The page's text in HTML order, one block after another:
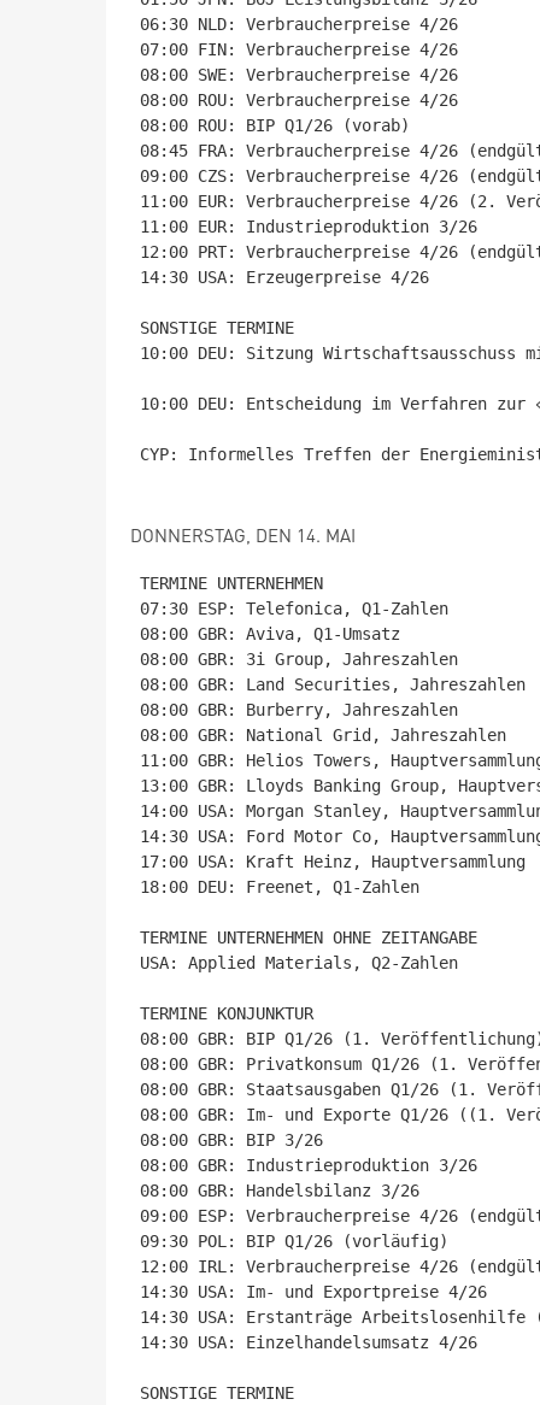
06:30 NLD: Verbraucherpreise 4/26
07:00 FIN: Verbraucherpreise 4/26
08:00 SWE: Verbraucherpreise 4/26
08:00 ROU: Verbraucherpreise 4/26
08:00 ROU: BIP Q1/26 (vorab)
08:45 FRA: Verbraucherpreise 4/26
09:00 CZS: Verbraucherpreise 4/26
11:00 EUR: Verbraucherpreise 4/26 (2.
11:00 EUR: Industrieproduktion 3/26
12:00 PRT: Verbraucherpreise 4/26
14:30 USA: Erzeugerpreise 4/26
SONSTIGE TERMINE
10:00 DEU: Sitzung
10:00 DEU: Entscheidung im Verfahren zur
CYP: Informelles Treffen der
DONNERSTAG, DEN 14. MAI
TERMINE UNTERNEHMEN
07:30 ESP: Telefonica, Q1-Zahlen
08:00 GBR: Aviva, Q1-Umsatz
08:00 GBR: 3i Group, Jahreszahlen
08:00 GBR: Land Securities, Jahreszahlen
08:00 GBR: Burberry, Jahreszahlen
08:00 GBR: National Grid, Jahreszahlen
11:00 GBR: Helios Towers,
13:00 GBR: Lloyds Banking Group,
14:00 USA: Morgan Stanley,
14:30 USA: Ford Motor Co,
17:00 USA: Kraft Heinz, Hauptversammlung
18:00 DEU: Freenet, Q1-Zahlen
TERMINE UNTERNEHMEN OHNE ZEITANGABE
USA: Applied Materials, Q2-Zahlen
TERMINE KONJUNKTUR
08:00 GBR: BIP Q1/26 (1.
08:00 GBR: Privatkonsum Q1/26 (1.
08:00 GBR: Staatsausgaben Q1/26 (1.
08:00 GBR: Im- und Exporte Q1/26 ((1.
08:00 GBR: BIP 3/26
08:00 GBR: Industrieproduktion 3/26
08:00 GBR: Handelsbilanz 3/26
09:00 ESP: Verbraucherpreise 4/26
09:30 POL: BIP Q1/26 (vorläufig)
12:00 IRL: Verbraucherpreise 4/26
14:30 USA: Im- und Exportpreise 4/26
14:30 USA: Erstanträge Arbeitslosenhilfe
14:30 USA: Einzelhandelsumsatz 4/26
SONSTIGE TERMINE